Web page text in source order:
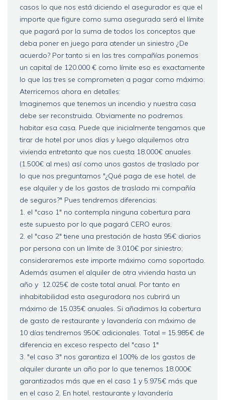
casos lo que nos está diciendo el asegurador es que el
importe que figure como suma asegurada será el límite
que pagará por la suma de todos los conceptos que
deba poner en juego para atender un siniestro ¿De
acuerdo? Por tanto si en las tres compañías ponemos
un capital de 120.000 € como límite eso es exactamente
lo que las tres se comprometen a pagar como máximo.
Aterricemos ahora en detalles:
Imaginemos que tenemos un incendio y nuestra casa
debe ser reconstruida. Obviamente no podremos
habitar esa casa. Puede que inicialmente tengamos que
tirar de hotel por unos días y luego alquilemos otra
vivienda entretanto que nos cuesta 18.000€ anuales
(1.500€ al mes) así como unos gastos de traslado por
lo que nos preguntamos "¿Qué paga de ese hotel, de
ese alquiler y de los gastos de traslado mi compañía
de seguros?" Pues tendremos diferencias:
1. el "caso 1" no contempla ninguna cobertura para
este supuesto por lo que pagará CERO euros.
2. el "caso 2" tiene una prestación de hasta 95€ diarios
por persona con un límite de 3.010€ por siniestro;
consideraremos este importe máximo como soportado.
Además asumen el alquiler de otra vivienda hasta un
año y 12.025€ de coste total anual. Por tanto en
inhabitabilidad esta aseguradora nos cubrirá un
máximo de 15.035€ anuales. Si añadimos la cobertura
de gasto de restaurante y lavandería con máximo de
10 días tendremos 950€ adicionales. Total = 15.985€ de
diferencia en exceso respecto del "caso 1"
3. "el caso 3" nos garantiza el 100% de los gastos de
alquiler durante un año por lo que tenemos 18.000€
garantizados más que en el caso 1 y 5.975€ más que
en el caso 2. En hotel, restaurante y lavandería